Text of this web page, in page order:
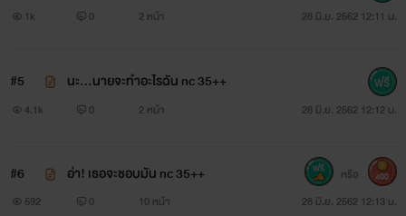
1k 0 2 หน้า 28 มิ.ย. 2562 12:11 น.
#5 นะ...นายจะทำอะไรฉัน nc 35++
4.1k 0 2 หน้า 28 มิ.ย. 2562 12:12 น.
#6 อ่า! เธอจะชอบมัน nc 35++
592 0 10 หน้า 28 มิ.ย. 2562 12:13 น.
หรือ 400